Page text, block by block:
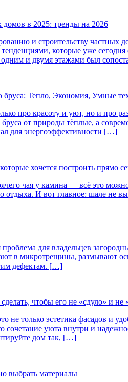
в 2025: тренды на 2026
и строительству
которые уже
и двумя этажами был
Тепло, Экономия, Умные
про красоту и уют, но и про
от природы тёплые, а
для энергоэффективности […]
хочется построить прямо
чая у камина — всё это
отдыха. И вот главное: шале не
для владельцев
в микротрещины, размывают
дефектам. […]
чтобы его не «сдуло» и не
не только эстетика фасадов и
уюта внутри и
дом так, […]
выбрать материалы